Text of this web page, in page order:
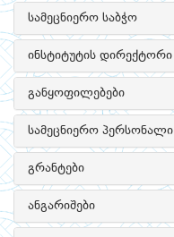
სამეცნიერო საბჭო
ინსტიტუტის დირექტორი
განყოფილებები
სამეცნიერო პერსონალი
გრანტები
ანგარიშები